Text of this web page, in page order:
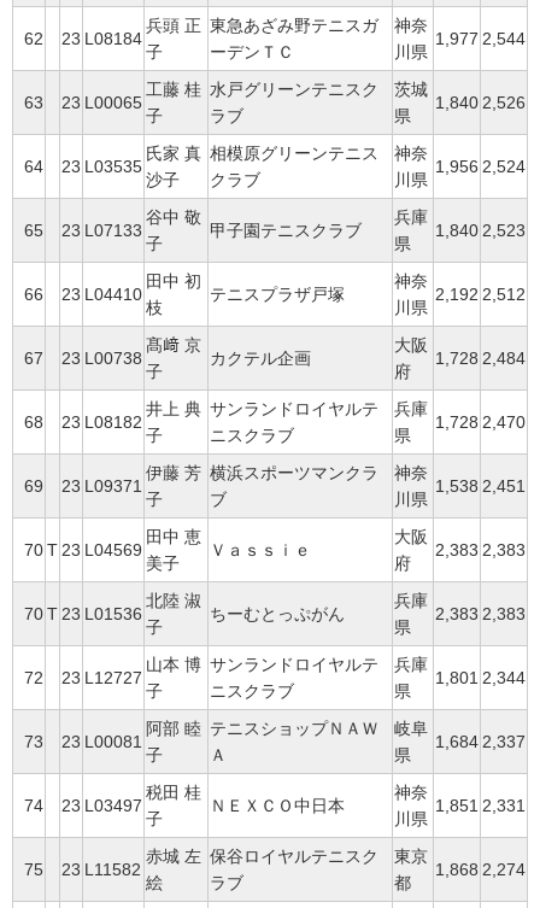
62 23 L08184
兵頭 正
子
東急あざみ野テニスガ
ーデンＴＣ
神奈
川県
1,977 2,544
63 23 L00065
工藤 桂
子
水戸グリーンテニスク
ラブ
茨城
県
1,840 2,526
64 23 L03535
氏家 真
沙子
相模原グリーンテニス
クラブ
神奈
川県
1,956 2,524
65 23 L07133
谷中 敬
子
甲子園テニスクラブ
兵庫
県
1,840 2,523
66 23 L04410
田中 初
枝
テニスプラザ戸塚
神奈
川県
2,192 2,512
67 23 L00738
髙﨑 京
子
カクテル企画
大阪
府
1,728 2,484
68 23 L08182
井上 典
子
サンランドロイヤルテ
ニスクラブ
兵庫
県
1,728 2,470
69 23 L09371
伊藤 芳
子
横浜スポーツマンクラ
ブ
神奈
川県
1,538 2,451
70T 23 L04569
田中 恵
美子
Ｖａｓｓｉｅ
大阪
府
2,383 2,383
70T 23 L01536
北陸 淑
子
ちーむとっぷがん
兵庫
県
2,383 2,383
72 23 L12727
山本 博
子
サンランドロイヤルテ
ニスクラブ
兵庫
県
1,801 2,344
73 23 L00081
阿部 睦
子
テニスショップＮＡＷ
Ａ
岐阜
県
1,684 2,337
74 23 L03497
税田 桂
子
ＮＥＸＣＯ中日本
神奈
川県
1,851 2,331
75 23 L11582
赤城 左
絵
保谷ロイヤルテニスク
ラブ
東京
都
1,868 2,274